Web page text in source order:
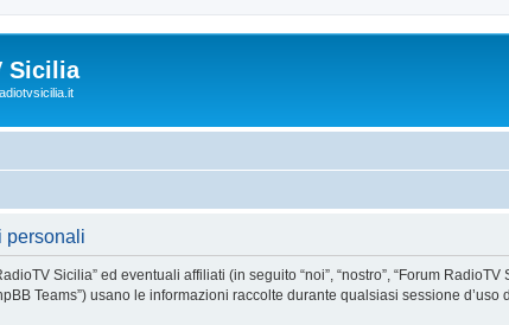
Sicilia
personali
Sicilia” ed eventuali affiliati (in seguito “noi”, “nostro”, “Forum RadioTV
Teams”) usano le informazioni raccolte durante qualsiasi sessione d’uso